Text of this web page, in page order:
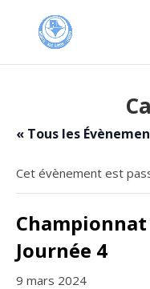
« Tous les
Cet évènement est
Championnat
Journée 4
9 mars 2024